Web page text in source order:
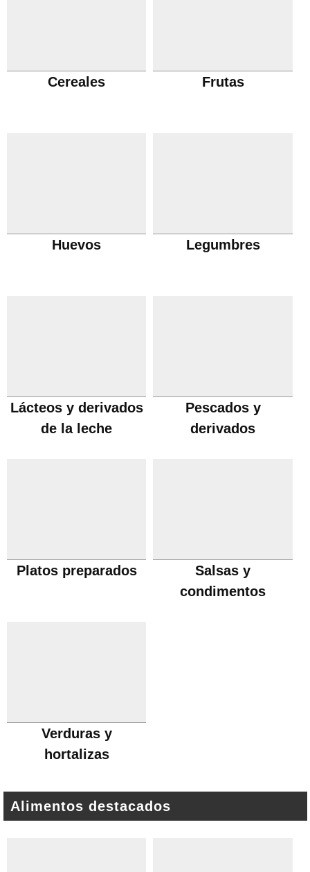
Cereales Frutas
Huevos Legumbres
Lácteos y derivados
de la leche
Pescados y
derivados
Platos preparados
Salsas y
condimentos
Verduras y
hortalizas
Alimentos destacados